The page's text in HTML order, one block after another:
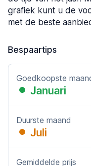
grafiek kunt u de
met de beste
Bespaartips
Goedkoopste
Januari
Duurste maand
Juli
Gemiddelde prijs